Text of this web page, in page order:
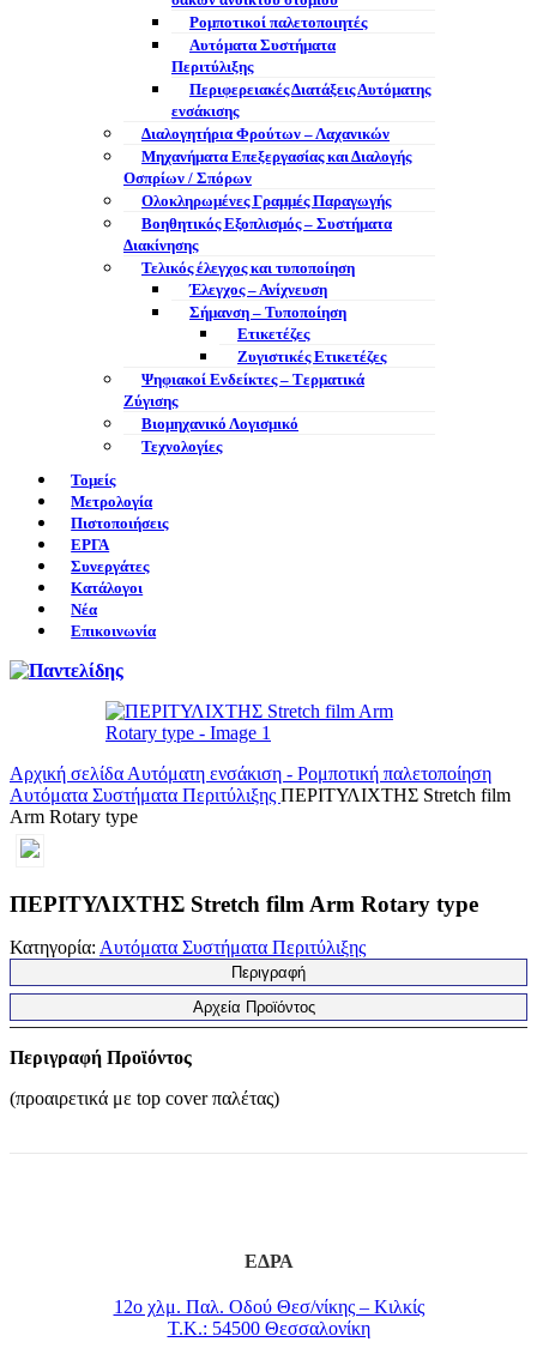
Ρομποτικοί παλετοποιητές
Αυτόματα Συστήματα
Περιτύλιξης
Περιφερειακές Διατάξεις Αυτόματης
ενσάκισης
Διαλογητήρια Φρούτων – Λαχανικών
Μηχανήματα Επεξεργασίας και Διαλογής
Οσπρίων / Σπόρων
Ολοκληρωμένες Γραμμές Παραγωγής
Βοηθητικός Εξοπλισμός – Συστήματα
Διακίνησης
Τελικός έλεγχος και τυποποίηση
Έλεγχος – Ανίχνευση
Σήμανση – Τυποποίηση
Ετικετέζες
Ζυγιστικές Ετικετέζες
Ψηφιακοί Ενδείκτες – Tερματικά
Ζύγισης
Βιομηχανικό Λογισμικό
Τεχνολογίες
Τομείς
Μετρολογία
Πιστοποιήσεις
ΕΡΓΑ
Συνεργάτες
Κατάλογοι
Νέα
Επικοινωνία
Αρχική σελίδα Αυτόματη ενσάκιση - Ρομποτική παλετοποίηση
Αυτόματα Συστήματα Περιτύλιξης ΠΕΡΙΤΥΛΙΧΤΗΣ Stretch film
Arm Rotary type
ΠΕΡΙΤΥΛΙΧΤΗΣ Stretch film Arm Rotary type
Κατηγορία: Αυτόματα Συστήματα Περιτύλιξης
Περιγραφή
Αρχεία Προϊόντος
Περιγραφή Προϊόντος
(προαιρετικά με top cover παλέτας)
ΕΔΡΑ
12ο χλμ. Παλ. Οδού Θεσ/νίκης – Κιλκίς
Τ.Κ.: 54500 Θεσσαλονίκη